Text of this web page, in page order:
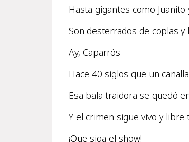
Hasta gigantes como Juanito
Son desterrados de coplas y
Ay, Caparrós
Hace 40 siglos que un
Esa bala traidora se quedó
Y el crimen sigue vivo y libre
¡Que siga el show!